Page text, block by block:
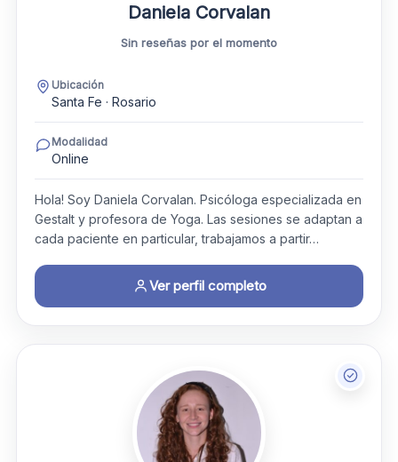
Daniela Corvalan
Sin reseñas por el momento
Ubicación
Santa Fe · Rosario
Modalidad
Online
Hola! Soy Daniela Corvalan. Psicóloga especializada en
Gestalt y profesora de Yoga. Las sesiones se adaptan a
cada paciente en particular, trabajamos a partir…
Ver perfil completo